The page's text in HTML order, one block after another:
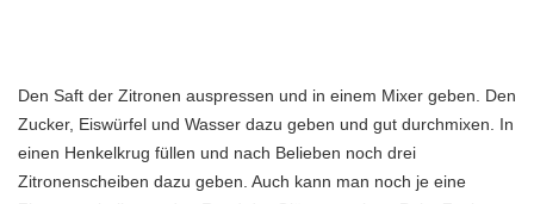
Den Saft der Zitronen auspressen und in einem Mixer geben. Den
Zucker, Eiswürfel und Wasser dazu geben und gut durchmixen. In
einen Henkelkrug füllen und nach Belieben noch drei
Zitronenscheiben dazu geben. Auch kann man noch je eine